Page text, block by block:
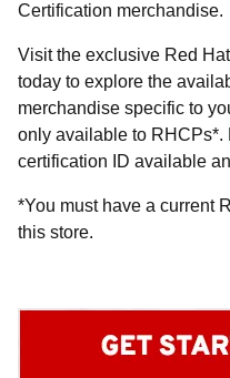
Certification merchandise.
Visit the exclusive Red
today to explore the
merchandise specific to
only available to RHCPs*.
certification ID available
*You must have a current
this store.